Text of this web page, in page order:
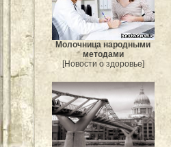
Молочница народными
методами
[Новости о здоровье]